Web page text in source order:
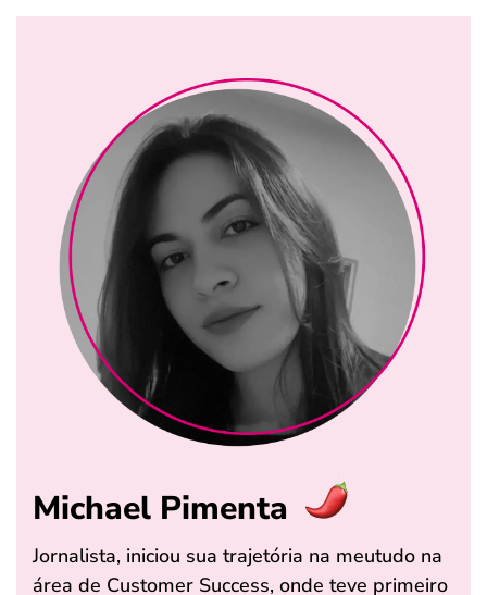
Michael Pimenta
Jornalista, iniciou sua trajetória na meutudo na
área de Customer Success, onde teve primeiro